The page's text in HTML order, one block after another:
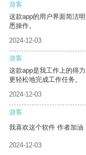
游客
这款app的用户界面简洁
悉操作。
2024-12-03
游客
这款app是我工作上的得
更轻松地完成工作任务。
2024-12-03
游客
我喜欢这个软件 作者加油
2024-12-03